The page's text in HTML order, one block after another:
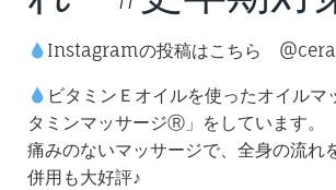
Instagramの投稿はこちら
ビタミンＥオイルを使ったオイル
タミンマッサージⓇ」をしています。
痛みのないマッサージで、全身の流れ
併用も大好評♪